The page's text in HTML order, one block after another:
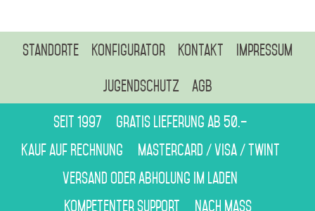
Standorte Konfigurator Kontakt Impressum
Jugendschutz AGB
Seit 1997
Gratis Lieferung ab 50.–
Kauf auf Rechnung
Mastercard / Visa / Twint
Versand oder Abholung im Laden
Kompetenter Support
Nach Mass